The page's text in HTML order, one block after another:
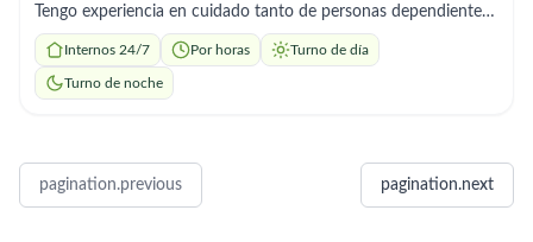
Tengo experiencia en cuidado tanto de personas dependientes
como en el maneja de situaciones que puedan presentarse.
También tengo formación en temas de seguridad y protección
debido a mí experiencia y capacitación en el ejercito nacional y
puestos en los que eh estado eh recibido reconocimientos y
menciones. Si estás interesad@ en el mejor de los servicios y
Internos 24/7 Por horas Turno de día
Turno de noche
pagination.previous pagination.next